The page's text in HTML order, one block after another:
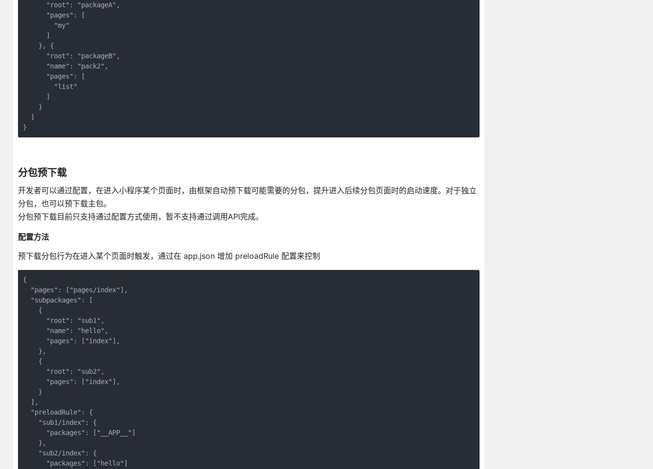
      "root": "packageA",
      "pages": [
        "my"
      ]
    }, {
      "root": "packageB",
      "name": "pack2",
      "pages": [
        "list"
      ]
    }
  ]
}
分包预下载
开发者可以通过配置，在进入小程序某个页面时，由框架自动预下载可能需要的分包，提升进入后续分包页面时的启动速度。对于独立
分包，也可以预下载主包。
分包预下载目前只支持通过配置方式使用，暂不支持通过调用API完成。
配置方法
预下载分包行为在进入某个页面时触发，通过在 app.json 增加 preloadRule 配置来控制
{
  "pages": ["pages/index"],
  "subpackages": [
    {
      "root": "sub1",
      "name": "hello",
      "pages": ["index"],
    },
    {
      "root": "sub2",
      "pages": ["index"],
    }
  ],
  "preloadRule": {
    "sub1/index": {
      "packages": ["__APP__"]
    },
    "sub2/index": {
      "packages": ["hello"]